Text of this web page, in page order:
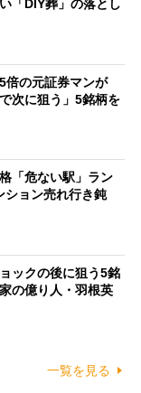
「DIY葬」の落とし
倍の元証券マンが
次に狙う」5銘柄を
「危ない駅」ラン
ション売れ行き鈍
ックの後に狙う5銘
の億り人・羽根英
一覧を見る